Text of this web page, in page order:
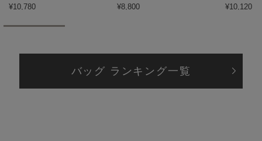
スタイルヴォイスフォー
¥10,780
¥8,800
¥10,120
バッグ ランキング一覧